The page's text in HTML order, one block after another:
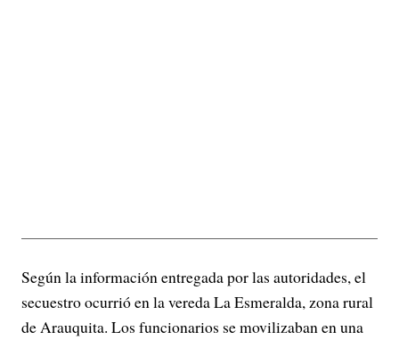
Según la información entregada por las autoridades, el
secuestro ocurrió en la vereda La Esmeralda, zona rural
de Arauquita. Los funcionarios se movilizaban en una